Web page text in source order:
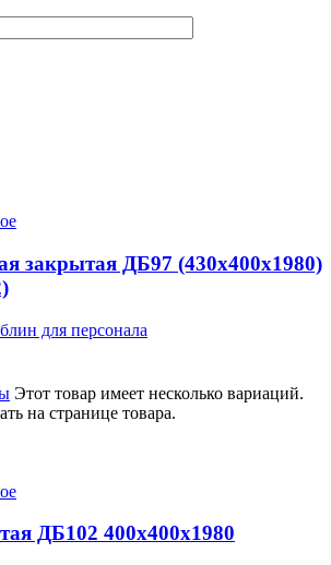
закрытая ДБ97 (430х400х1980)
для персонала
Этот товар имеет несколько вариаций.
на странице товара.
ДБ102 400х400х1980